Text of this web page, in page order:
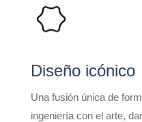
Diseño icónico
Una fusión única de
ingeniería con el arte,